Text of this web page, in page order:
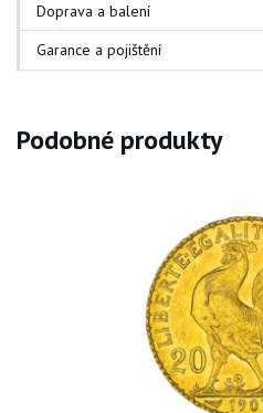
Doprava a balení
Garance a pojištění
Podobné produkty